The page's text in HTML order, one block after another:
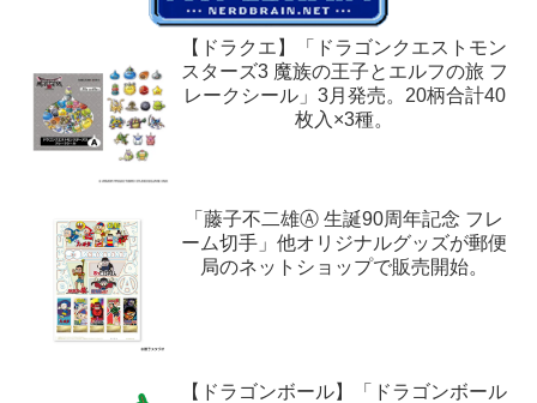
【ドラクエ】「ドラゴンクエストモン
スターズ3 魔族の王子とエルフの旅 フ
レークシール」3月発売。20柄合計40
枚入×3種。
「藤子不二雄Ⓐ 生誕90周年記念 フレ
ーム切手」他オリジナルグッズが郵便
局のネットショップで販売開始。
【ドラゴンボール】「ドラゴンボール